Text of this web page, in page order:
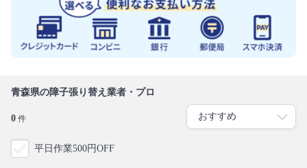
青森県の障子張り替え業者・プロ
0 件
平日作業500円OFF